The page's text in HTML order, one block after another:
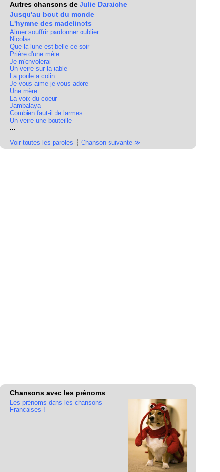
Autres chansons de Julie Daraiche
Jusqu'au bout du monde
L'hymne des madelinots
Aimer souffrir pardonner oublier
Nicolas
Que la lune est belle ce soir
Prière d'une mère
Je m'envolerai
Un verre sur la table
La poule a colin
Je vous aime je vous adore
Une mère
La voix du coeur
Jambalaya
Combien faut-il de larmes
Un verre une bouteille
...
Voir toutes les paroles ┆ Chanson suivante ≫
Chansons avec les prénoms
Les prénoms dans les chansons
Francaises !